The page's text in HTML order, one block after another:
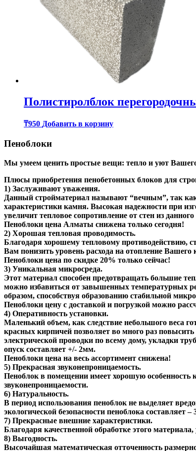
Полистиролблок
₸950 Добавить в корзину
Пеноблоки
Мы умеем ценить простые вещи: тепло и уют
Плюсы приобретения пенобетонных блоков для
1) Заслуживают уважения.
Данный стройматериал называют “вечным”, так
характеристики камня. Высокая надежности при
увеличит тепловое сопротивление от стен из
Пеноблоки цена Алматы снижена только сегодня!
2) Хорошая тепловая проводимость.
Благодаря хорошему тепловому противодействию,
Вам понизить уровень расхода на отопление Вашего
Пеноблоки цена по скидке 20% только сейчас!
3) Уникальная микросреда.
Этот материал способен предотвращать большие
можно избавиться от завышенных температурных
образом, способствуя образованию стабильной
Пеноблоки цену с доставкой и погрузкой можно
4) Оперативность установки.
Маленький объем, как следствие небольшого веса
красных кирпичей позволяет во много раз
электрической проводки по всему дому, укладки
опуск составляет +/- 2мм.
Пеноблоки цена на весь ассортимент снижена!
5) Прекрасная звуконепроницаемость.
Пеноблок в помещении имеет хорошую особенность
звуконепроницаемости.
6) Натуральность.
В период использования пеноблок не выделяет
экологической безопасности пеноблока
7) Прекрасные внешние характеристики.
Благодаря качественной обработке этого
8) Выгодность.
Высочайшая математическая отточенность